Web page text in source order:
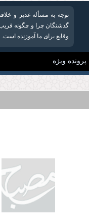
توجه به مسأله غدیر و
گذشتگان چرا و چگونه فریب
وقایع براى ما آموزنده
پرونده ویژه